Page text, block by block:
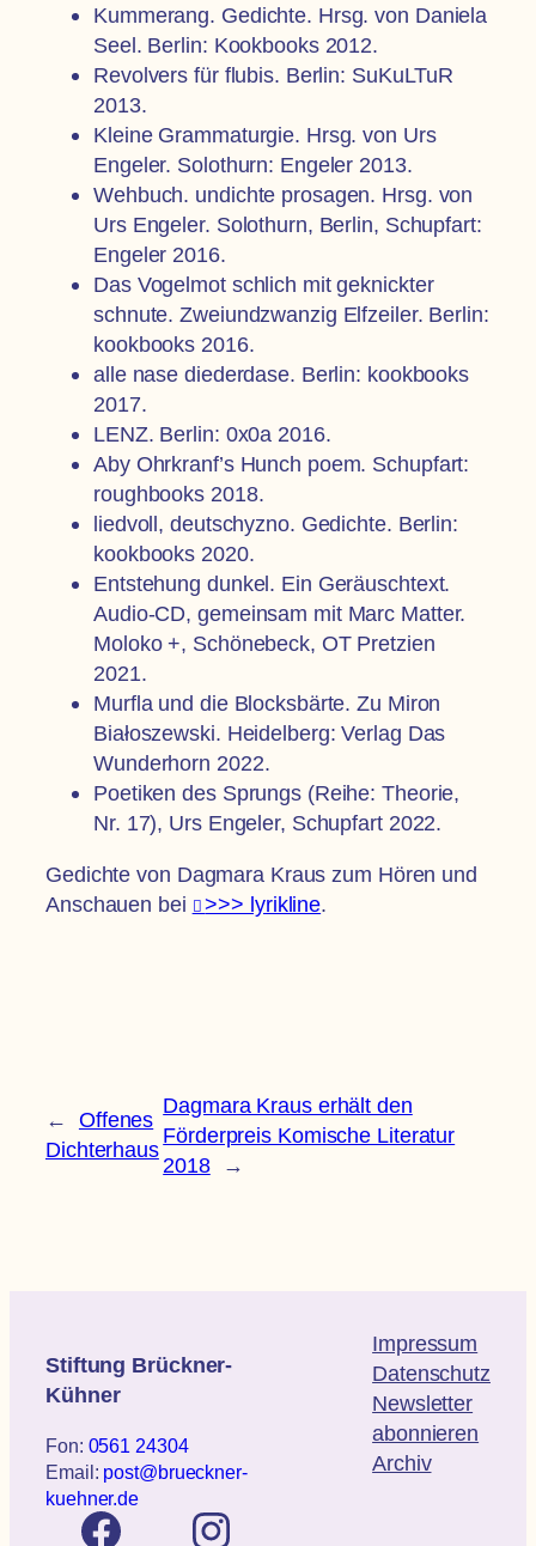
Kummerang. Gedichte. Hrsg. von Daniela
Seel. Berlin: Kookbooks 2012.
Revolvers für flubis. Berlin: SuKuLTuR
2013.
Kleine Grammaturgie. Hrsg. von Urs
Engeler. Solothurn: Engeler 2013.
Wehbuch. undichte prosagen. Hrsg. von
Urs Engeler. Solothurn, Berlin, Schupfart:
Engeler 2016.
Das Vogelmot schlich mit geknickter
schnute. Zweiundzwanzig Elfzeiler. Berlin:
kookbooks 2016.
alle nase diederdase. Berlin: kookbooks
2017.
LENZ. Berlin: 0x0a 2016.
Aby Ohrkranf’s Hunch poem. Schupfart:
roughbooks 2018.
liedvoll, deutschyzno. Gedichte. Berlin:
kookbooks 2020.
Entstehung dunkel. Ein Geräuschtext.
Audio-CD, gemeinsam mit Marc Matter.
Moloko +, Schönebeck, OT Pretzien
2021.
Murfla und die Blocksbärte. Zu Miron
Białoszewski. Heidelberg: Verlag Das
Wunderhorn 2022.
Poetiken des Sprungs (Reihe: Theorie,
Nr. 17), Urs Engeler, Schupfart 2022.
Gedichte von Dagmara Kraus zum Hören und
Anschauen bei
>>> lyrikline.
←
Offenes
Dichterhaus
Dagmara Kraus erhält den
Förderpreis Komische Literatur
2018
→
Stiftung Brückner-
Kühner
Fon: 0561 24304
Email: post@brueckner-
kuehner.de
Impressum
Datenschutz
Newsletter
abonnieren
Archiv